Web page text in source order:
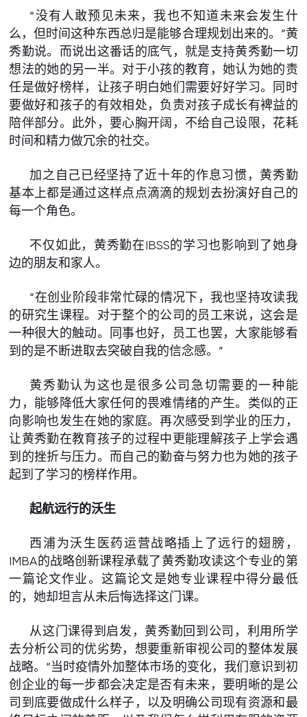
“没有人敢预见未来，我也不知道未来会发生什
么，但时间这种东西总归是能够合理规划出来的。”黄
秀勤说。而说出这番话的底气，就是支持黄秀勤一切
想法的她的另一半。对于小孩的教育，她认为她的责
任是做好榜样，让孩子明白她们需要好好学习。同时
要做好和孩子的有效相处，负责对孩子成长有裨益的
陪伴部分。此外，要心胸开阔，不给自己设限，花耗
时间和精力做冗余的社交。
加之自己已经坚持了近十年的作息习惯，黄秀勤
基本上都是通过这样点点滴滴的规划去扮演好自己的
每一个角色。
不仅如此，黄秀勤在IBSS的学习也影响到了她身
边的朋友和家人。
“在创业阶段非常忙碌的情况下，我也坚持攻读我
的研究生课程。对于整个的公司的员工来说，这会是
一种很大的触动。同事也好，员工也罢，大家能够看
到的是不断进取去突破自我的信念感。”
黄秀勤认为这也是很多公司急切需要的一种能
力，能够降低大家任何的畏难情绪的产生。类似的正
向影响也发生在她的家庭。再次感受到学业的压力，
让黄秀勤在教育孩子的过程中更能理解孩子上学会遇
到的挫折与压力。而自己的勤奋与努力也为她的孩子
起到了学习的榜样作用。
起航远行的沃生
西浦为沃生医药运营战略插上了远行的翅膀，
IMBA的战略创新课程承载了黄秀勤攻读这个专业的第
一篇论文作业。这篇论文是她专业课程中得分最低
的，她却坦言从未后悔选择这门课。
从这门课得到启发，黄秀勤回到公司，利用所学
去分析公司的优劣势，想要重新审视公司的整体发展
战略。“当时疫情外加整体市场的变化，我们意识到初
创企业的每一步都会决定是否有未来，要明晰的是公
司到底要做成什么样子，以及明确公司现有资源和最